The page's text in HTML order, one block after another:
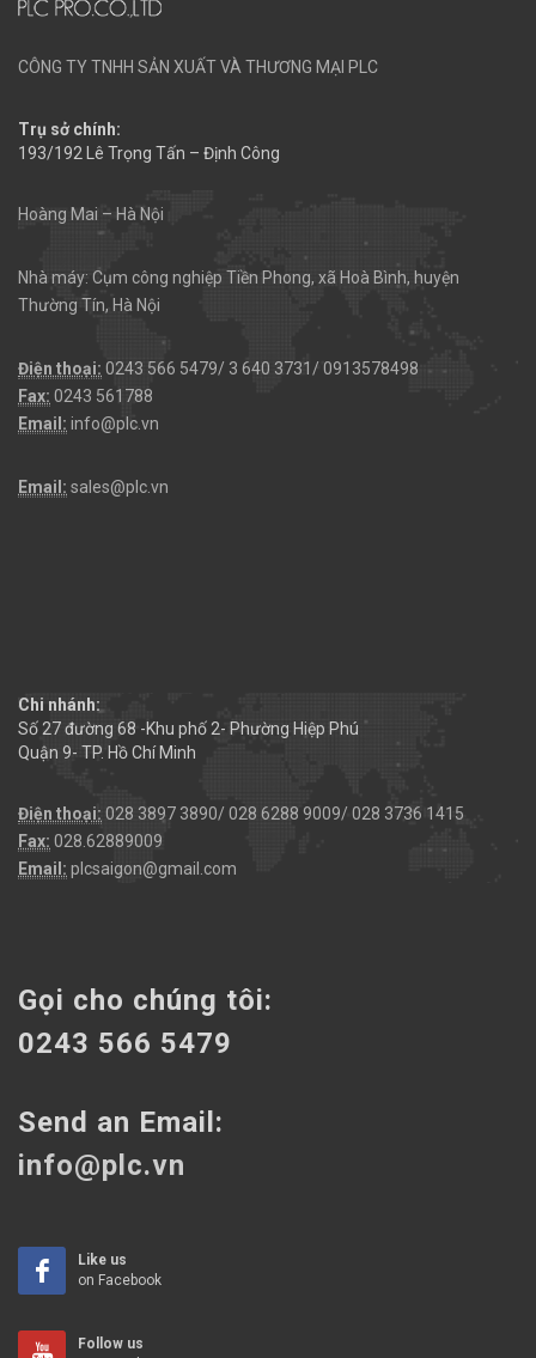
CÔNG TY TNHH SẢN XUẤT VÀ THƯƠNG MẠI PLC
Trụ sở chính:
193/192 Lê Trọng Tấn – Định Công
Hoàng Mai – Hà Nội
Nhà máy: Cụm công nghiệp Tiền Phong, xã Hoà Bình, huyện
Thường Tín, Hà Nội
Điện thoại: 0243 566 5479/ 3 640 3731/ 0913578498
Fax: 0243 561788
Email: info@plc.vn
Email: sales@plc.vn
Chi nhánh:
Số 27 đường 68 -Khu phố 2- Phường Hiệp Phú
Quận 9- TP. Hồ Chí Minh
Điện thoại: 028 3897 3890/ 028 6288 9009/ 028 3736 1415
Fax: 028.62889009
Email: plcsaigon@gmail.com
Gọi cho chúng tôi:
0243 566 5479
Send an Email:
info@plc.vn
Like us
on Facebook
Follow us